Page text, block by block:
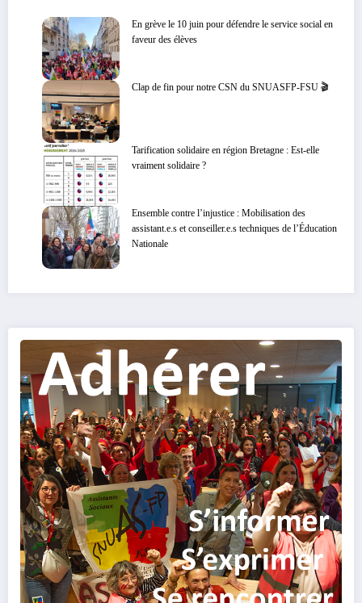
En grève le 10 juin pour défendre le service social en
faveur des élèves
Clap de fin pour notre CSN du SNUASFP-FSU 🎬
Tarification solidaire en région Bretagne : Est-elle
vraiment solidaire ?
Ensemble contre l’injustice : Mobilisation des
assistant.e.s et conseiller.e.s techniques de l’Éducation
Nationale